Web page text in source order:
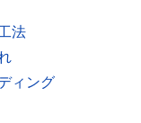
法
ィング